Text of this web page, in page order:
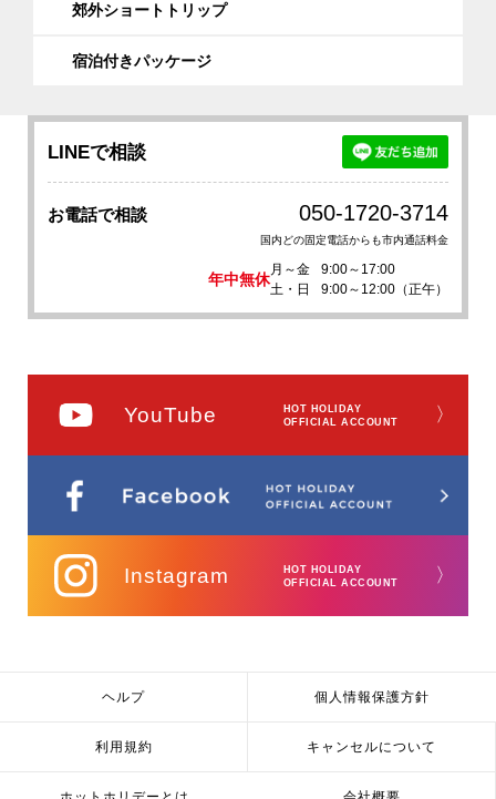
郊外ショートトリップ
宿泊付きパッケージ
LINEで相談
お電話で相談 050-1720-3714
国内どの固定電話からも市内通話料金
年中無休
月～金
9:00～17:00
土・日
9:00～12:00（正午）
YouTube
HOT HOLIDAY
OFFICIAL ACCOUNT
〉
Instagram
HOT HOLIDAY
OFFICIAL ACCOUNT
〉
ヘルプ 個人情報保護方針
利用規約 キャンセルについて